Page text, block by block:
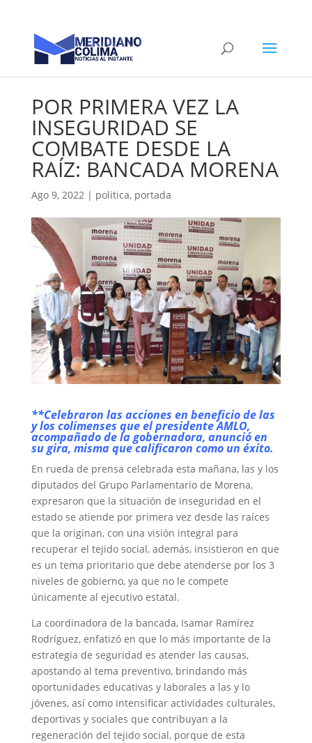
POR PRIMERA VEZ LA
INSEGURIDAD SE
COMBATE DESDE LA
RAÍZ: BANCADA MORENA
Ago 9, 2022| politica, portada
**Celebraron las acciones en beneficio de las
y los colimenses que el presidente AMLO,
acompañado de la gobernadora, anunció en
su gira, misma que calificaron como un éxito.
En rueda de prensa celebrada esta mañana, las y los
diputados del Grupo Parlamentario de Morena,
expresaron que la situación de inseguridad en el
estado se atiende por primera vez desde las raíces
que la originan, con una visión integral para
recuperar el tejido social, además, insistieron en que
es un tema prioritario que debe atenderse por los 3
niveles de gobierno, ya que no le compete
únicamente al ejecutivo estatal.
La coordinadora de la bancada, Isamar Ramírez
Rodríguez, enfatizó en que lo más importante de la
estrategia de seguridad es atender las causas,
apostando al tema preventivo, brindando más
oportunidades educativas y laborales a las y lo
jóvenes, así como intensificar actividades culturales,
deportivas y sociales que contribuyan a la
regeneración del tejido social, porque de esta